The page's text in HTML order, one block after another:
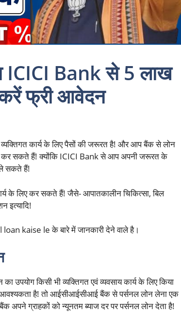
ICICI Bank से 5 लाख
फ्री आवेदन
कार्य के लिए पैसों की जरूरत है! और आप बैंक से लोन
सकते हैं! क्योंकि ICICI Bank से आप अपनी जरूरत के
सकते हैं!
के लिए कर सकते हैं! जैसे- आपातकालीन चिकित्सा, बिल
इत्यादि!
kaise le के बारे में जानकारी देने वाले है।
उपयोग किसी भी व्यक्तिगत एवं व्यवसाय कार्य के लिए किया
है! तो आईसीआईसीआई बैंक से पर्सनल लोन लेना एक
अपने ग्राहकों को न्यूनतम ब्याज दर पर पर्सनल लोन देता है!